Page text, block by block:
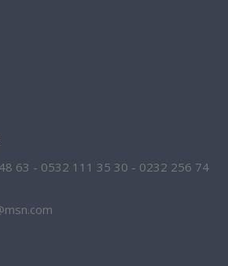
63 - 0532 111 35 30 - 0232 256 74